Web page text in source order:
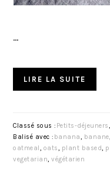
…
LIRE LA SUITE
Classé sous : Petits-déjeuners,
Balisé avec : banana, banane,
oatmeal, oats, plant based,
vegetarian,végétarien